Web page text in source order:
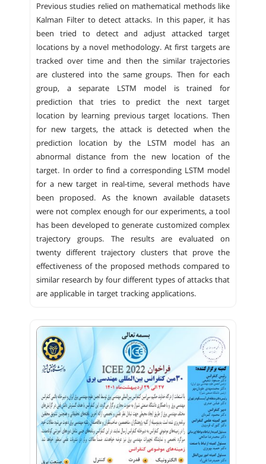
Previous studies relied on mathematical methods like
Kalman Filter to detect attacks. In this paper, it has
been tried to detect and adjust attacked target
locations by a novel methodology. At first targets are
tracked over time and then the similar trajectories
are clustered into the same groups. Then for each
group, a separate LSTM model is trained for
prediction that tries to predict the next target
location by learning previous target locations. Then
for new targets, the attack is detected when the
prediction location by the LSTM model has an
abnormal distance from the new location of the
target. In order to find a corresponding LSTM model
for a new target in real-time, several methods have
been proposed. As the known available datasets
were not complex enough for our experiments, a tool
has been developed to generate customized complex
trajectory groups. The results are evaluated on
twenty different trajectory clusters that prove the
effectiveness of the proposed methods compared to
similar research by four different types of attacks that
are applicable in target tracking applications.